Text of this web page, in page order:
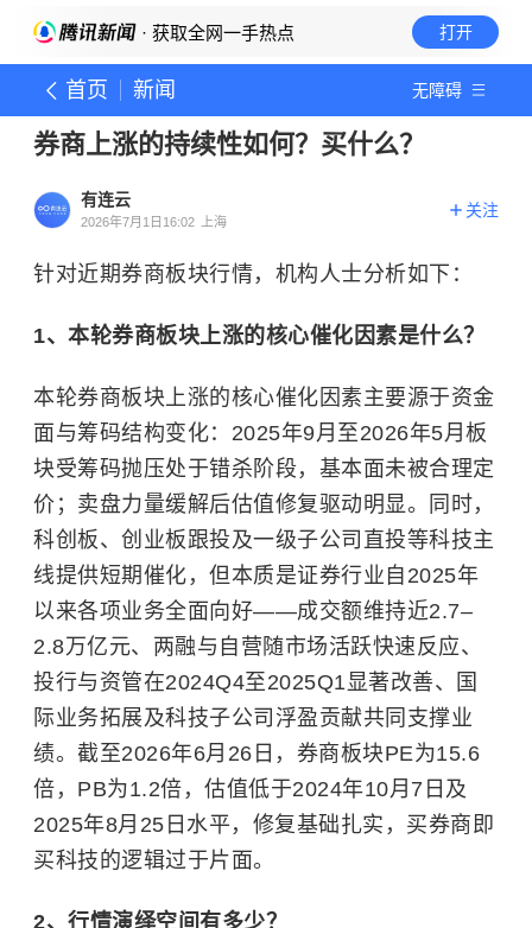
· 获取全网一手热点 打开
首页 新闻 无障碍
券商上涨的持续性如何？买什么？
有连云
2026年7月1日16:02 上海
关注
针对近期券商板块行情，机构人士分析如下：
1、本轮券商板块上涨的核心催化因素是什么？
本轮券商板块上涨的核心催化因素主要源于资金
面与筹码结构变化：2025年9月至2026年5月板
块受筹码抛压处于错杀阶段，基本面未被合理定
价；卖盘力量缓解后估值修复驱动明显。同时，
科创板、 创业板跟投及一级子公司直投等科技主
线提供短期催化，但本质是证券行业自2025年
以来各项业务全面向好——成交额维持近2.7–
2.8万亿元、两融与自营随市场活跃快速反应、
投行与资管在2024Q4至2025Q1显著改善、国
际业务拓展及科技子公司浮盈贡献共同支撑业
绩。截至2026年6月26日，券商板块PE为15.6
倍，PB为1.2倍，估值低于2024年10月7日及
2025年8月25日水平，修复基础扎实，买券商即
买科技的逻辑过于片面。
2、行情演绎空间有多少？